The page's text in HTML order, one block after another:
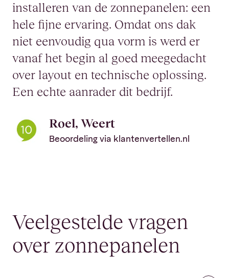
installeren van de zonnepanelen: een
hele fijne ervaring. Omdat ons dak
niet eenvoudig qua vorm is werd er
vanaf het begin al goed meegedacht
over layout en technische oplossing.
Een echte aanrader dit bedrijf.
Roel, Weert
Beoordeling via klantenvertellen.nl
Veelgestelde vragen
over zonnepanelen